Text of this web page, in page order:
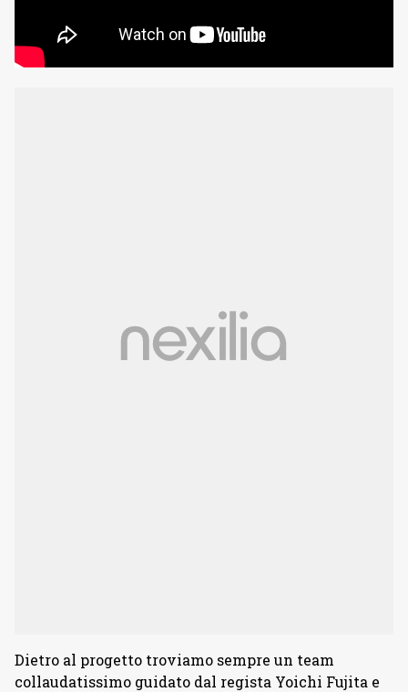
Dietro al progetto troviamo sempre un team
collaudatissimo guidato dal regista Yoichi Fujita e